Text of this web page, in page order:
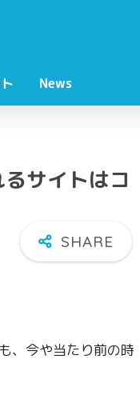
News
サイトはコ
、今や当たり前の時